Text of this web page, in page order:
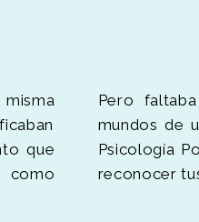
que
como
Pero
mundos de
Psicología
reconocer